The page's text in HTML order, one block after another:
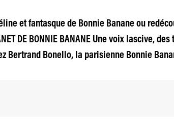
et fantasque de Bonnie Banane ou
DE BONNIE BANANE Une voix lascive,
Bertrand Bonello, la parisienne Bonnie